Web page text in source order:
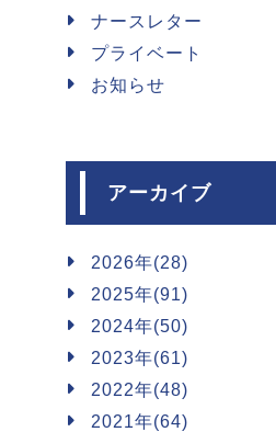
ナースレター
プライベート
お知らせ
アーカイブ
2026年(28)
2025年(91)
2024年(50)
2023年(61)
2022年(48)
2021年(64)